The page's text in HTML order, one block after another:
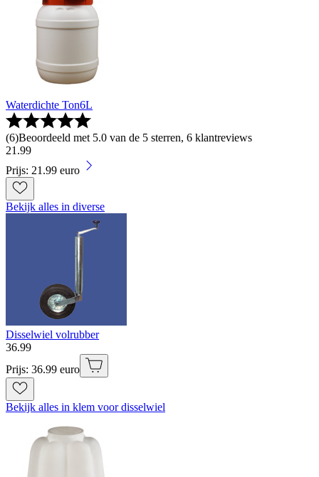
Waterdichte Ton6L
(6)Beoordeeld met 5.0 van de 5 sterren, 6 klantreviews
21 .99
Prijs: 21.99 euro
Bekijk alles in diverse
Disselwiel volrubber
36.99
Prijs: 36.99 euro
Bekijk alles in klem voor disselwiel